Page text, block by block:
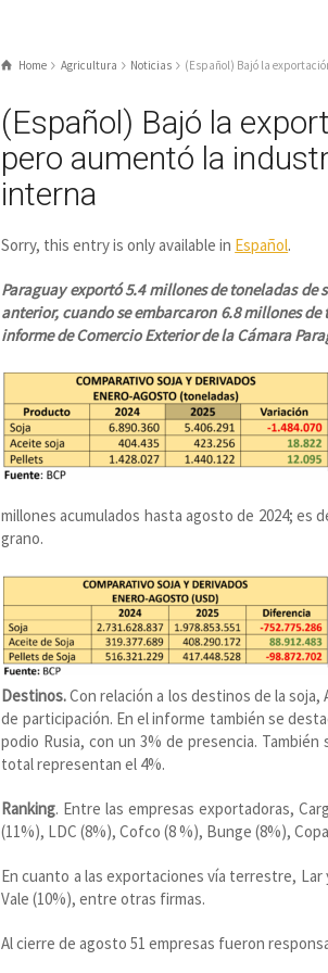
Home Agricultura Noticias (Español) Bajó la
(Español) Bajó la
pero aumentó la
interna
Sorry, this entry is only available in Español.
Paraguay exportó 5.4 millones de toneladas
anterior, cuando se embarcaron 6.8 millones
informe de Comercio Exterior de la Cámara
millones acumulados hasta agosto de 2024; es
grano.
Destinos.Con relación a los destinos de la
de participación. En el informe también se
podio Rusia, con un 3% de presencia.
total representan el 4%.
Ranking. Entre las empresas exportadoras,
(11%), LDC (8%), Cofco (8 %), Bunge (8%),
En cuanto a las exportaciones vía terrestre, Lar
Vale (10%), entre otras firmas.
Al cierre de agosto 51 empresas fueron